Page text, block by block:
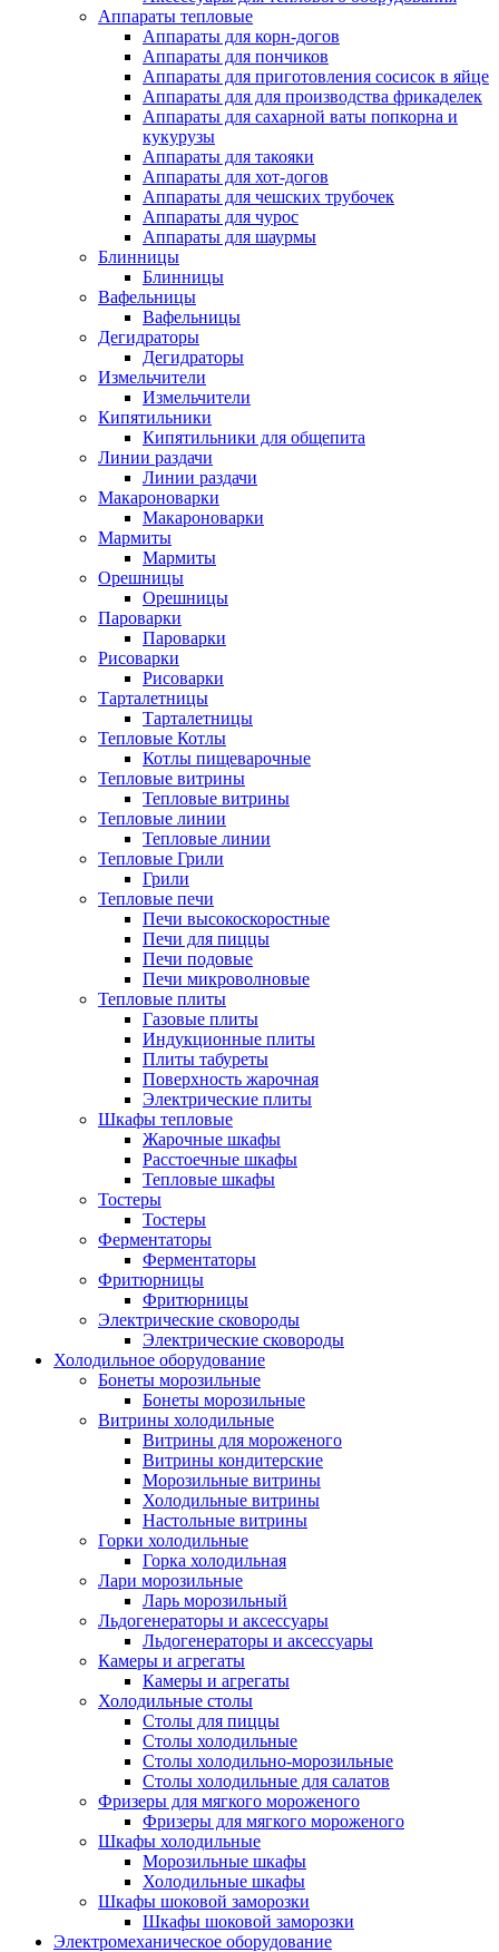
Аппараты тепловые
Аппараты для корн-догов
Аппараты для пончиков
Аппараты для приготовления сосисок в яйце
Аппараты для для производства фрикаделек
Аппараты для сахарной ваты попкорна и
кукурузы
Аппараты для такояки
Аппараты для хот-догов
Аппараты для чешских трубочек
Аппараты для чурос
Аппараты для шаурмы
Блинницы
Блинницы
Вафельницы
Вафельницы
Дегидраторы
Дегидраторы
Измельчители
Измельчители
Кипятильники
Кипятильники для общепита
Линии раздачи
Линии раздачи
Макароноварки
Макароноварки
Мармиты
Мармиты
Орешницы
Орешницы
Пароварки
Пароварки
Рисоварки
Рисоварки
Тарталетницы
Тарталетницы
Тепловые Котлы
Котлы пищеварочные
Тепловые витрины
Тепловые витрины
Тепловые линии
Тепловые линии
Тепловые Грили
Грили
Тепловые печи
Печи высокоскоростные
Печи для пиццы
Печи подовые
Печи микроволновые
Тепловые плиты
Газовые плиты
Индукционные плиты
Плиты табуреты
Поверхность жарочная
Электрические плиты
Шкафы тепловые
Жарочные шкафы
Расстоечные шкафы
Тепловые шкафы
Тостеры
Тостеры
Ферментаторы
Ферментаторы
Фритюрницы
Фритюрницы
Электрические сковороды
Электрические сковороды
Холодильное оборудование
Бонеты морозильные
Бонеты морозильные
Витрины холодильные
Витрины для мороженого
Витрины кондитерские
Морозильные витрины
Холодильные витрины
Настольные витрины
Горки холодильные
Горка холодильная
Лари морозильные
Ларь морозильный
Льдогенераторы и аксессуары
Льдогенераторы и аксессуары
Камеры и агрегаты
Камеры и агрегаты
Холодильные столы
Столы для пиццы
Столы холодильные
Столы холодильно-морозильные
Столы холодильные для салатов
Фризеры для мягкого мороженого
Фризеры для мягкого мороженого
Шкафы холодильные
Mорозильные шкафы
Холодильные шкафы
Шкафы шоковой заморозки
Шкафы шоковой заморозки
Электромеханическое оборудование